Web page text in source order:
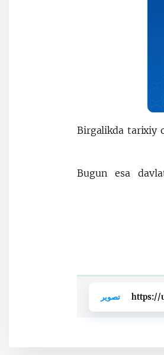
Birgalikda tarixiy
Bugun esa
https:// تصوير